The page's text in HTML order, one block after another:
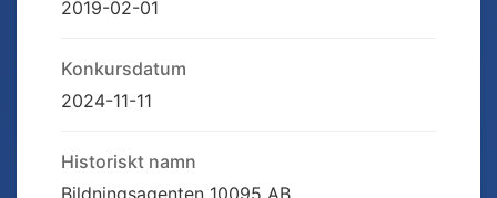
2019-02-01
Konkursdatum
2024-11-11
Historiskt namn